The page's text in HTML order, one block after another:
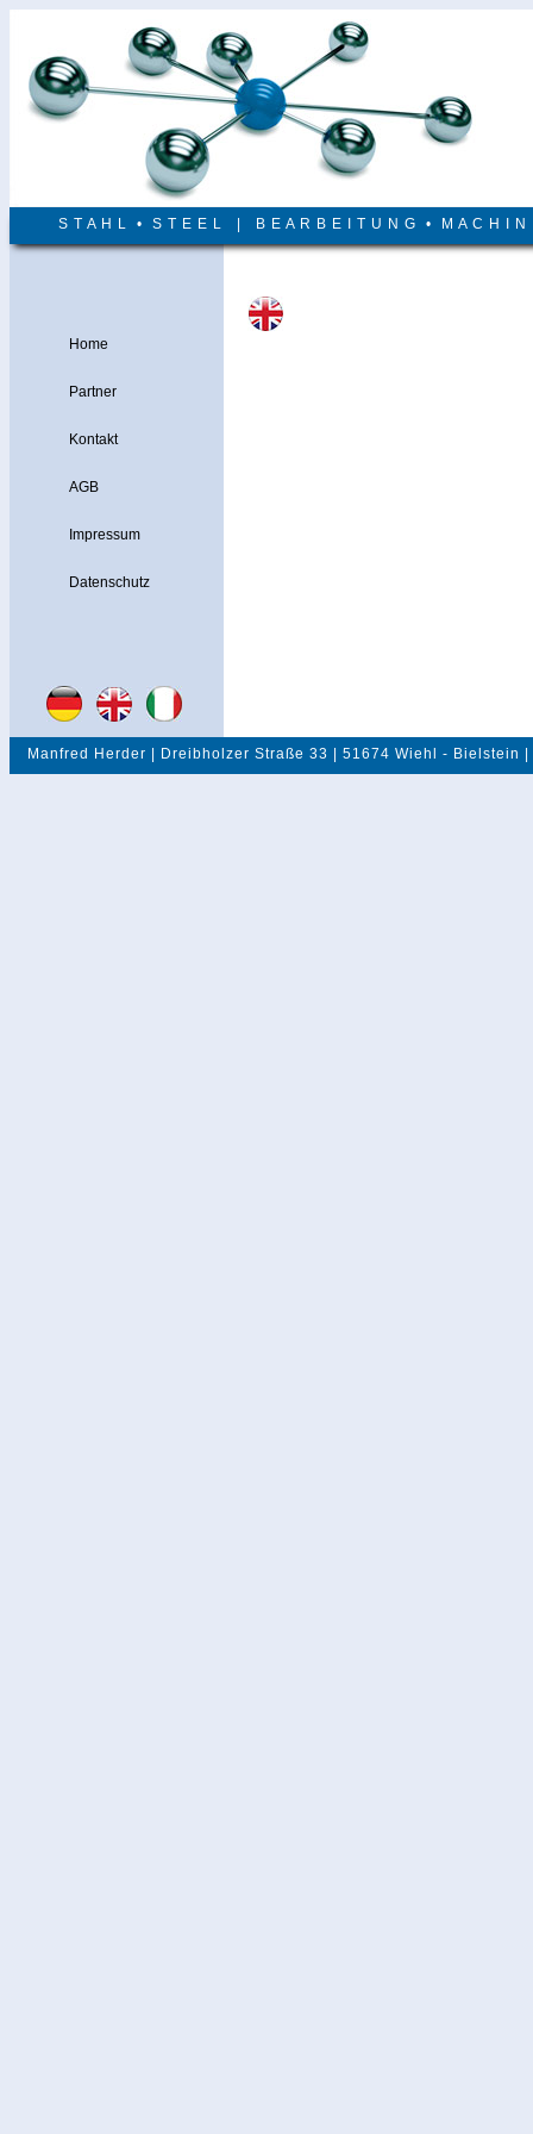
S T A H L • S T E E L | B E A R B E I T U N G • M A C H I
Home
Partner
Kontakt
AGB
Impressum
Datenschutz
Manfred Herder | Dreibholzer Straße 33 | 51674 Wiehl -